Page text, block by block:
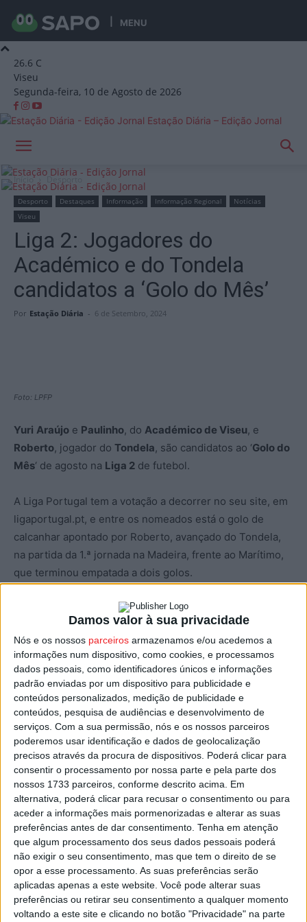
Damos valor à sua privacidade
Nós e os nossos parceiros armazenamos e/ou acedemos a
informações num dispositivo, como cookies, e processamos
dados pessoais, como identificadores únicos e informações
padrão enviadas por um dispositivo para publicidade e
conteúdos personalizados, medição de publicidade e
conteúdos, pesquisa de audiências e desenvolvimento de
serviços. Com a sua permissão, nós e os nossos parceiros
poderemos usar identificação e dados de geolocalização
precisos através da procura de dispositivos. Poderá clicar para
consentir o processamento por nossa parte e pela parte dos
nossos 1733 parceiros, conforme descrito acima. Em
alternativa, poderá clicar para recusar o consentimento ou para
aceder a informações mais pormenorizadas e alterar as suas
preferências antes de dar consentimento. Tenha em atenção
que algum processamento dos seus dados pessoais poderá
não exigir o seu consentimento, mas que tem o direito de se
opor a esse processamento. As suas preferências serão
aplicadas apenas a este website. Você pode alterar suas
preferências ou retirar seu consentimento a qualquer momento
voltando a este site e clicando no botão "Privacidade" na parte
MENU
26.6 C
Viseu
Segunda-feira, 10 de Agosto de 2026
Estação Diária – Edição Jornal
Início Desporto
Desporto Destaques Informação Informação Regional
Notícias
Viseu
Liga 2: Jogadores do
Académico e do Tondela
candidatos a ‘Golo do Mês’
Por Estação Diária - 6 de Setembro, 2024
Foto: LPFP
Yuri Araújo e Paulinho, do Académico de Viseu, e
Roberto, jogador do Tondela, são candidatos ao ‘Golo do
Mês‘ de agosto na Liga 2 de futebol.
A Liga Portugal tem a votação a decorrer no seu site, em
ligaportugal.pt, e entre os nomeados está o golo de
calcanhar apontado por Roberto, avançado do Tondela,
na partida da 1.ª jornada na Madeira, frente ao Marítimo,
que terminou empatada a dois golos.
Também a ‘bomba’ de Yuri Araújo, na 3.ª jornada, no
triunfo do Académico de Viseu por 2-0 frente ao FC
Porto B mereceu a entrada na lista de nomeados, bem
como o disparo de Paulinho na recente vitória dos
viseenses em Alverca, por 4-0.
Nomeados estão ainda golos de Matias Lacava (Vizela) e
de Crystopher (Portimonense).
Esta e outras notícias para ouvir na Estação Diária – 96.8
FM ou emwww.968.fm.
Pub
TAGS Académico de Viseu Futebol Golo do Mês
Liga 2
Tondela
Viseu